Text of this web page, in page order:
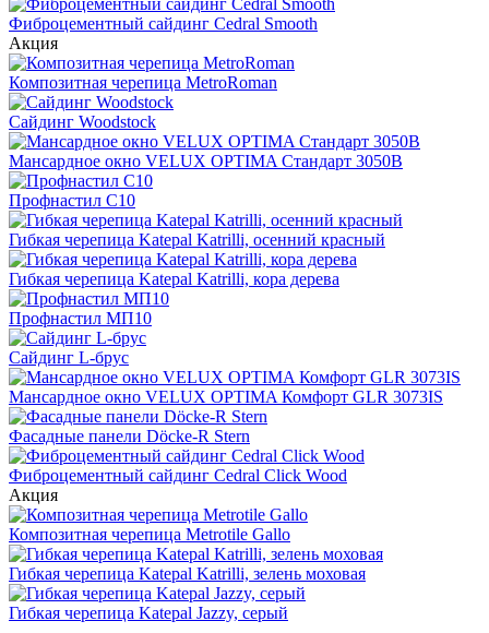
Фиброцементный сайдинг Cedral Smooth
Акция
Композитная черепица MetroRoman
Cайдинг Woodstock
Мансардное окно VELUX OPTIMA Стандарт 3050B
Профнастил С10
Гибкая черепица Katepal Katrilli, осенний красный
Гибкая черепица Katepal Katrilli, кора дерева
Профнастил МП10
Сайдинг L-брус
Мансардное окно VELUX OPTIMA Комфорт GLR 3073IS
Фасадные панели Döcke-R Stern
Фиброцементный сайдинг Cedral Click Wood
Акция
Композитная черепица Metrotile Gallo
Гибкая черепица Katepal Katrilli, зелень моховая
Гибкая черепица Katepal Jazzy, серый